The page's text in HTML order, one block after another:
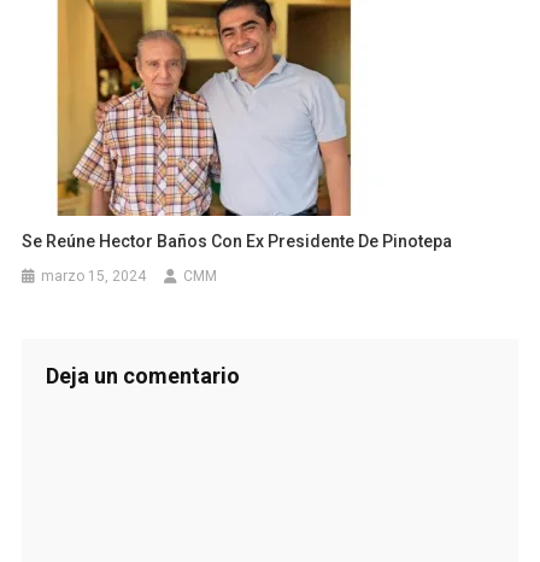
Se Reúne Hector Baños Con Ex Presidente De Pinotepa
marzo 15, 2024 CMM
Deja un comentario